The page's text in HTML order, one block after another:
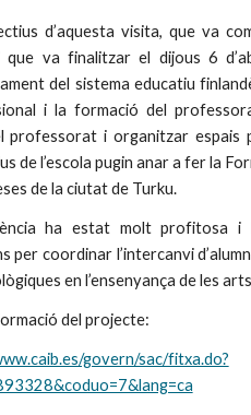
d’aquesta visita, que va
que va finalitzar el dijous 6
del sistema educatiu
i la formació del
professorat i organitzar espais
de l’escola pugin anar a fer la
de la ciutat de Turku.
ha estat molt profitosa i
per coordinar l’intercanvi
en l’ensenyança de les
del projecte:
govern/sac/fitxa.do?